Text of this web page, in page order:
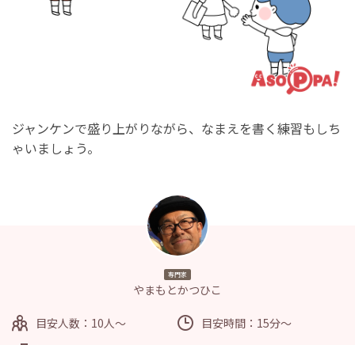
ジャンケンで盛り上がりながら、なまえを書く練習もしち
ゃいましょう。
専門家
やまもとかつひこ
目安人数：10人～
目安時間：15分～